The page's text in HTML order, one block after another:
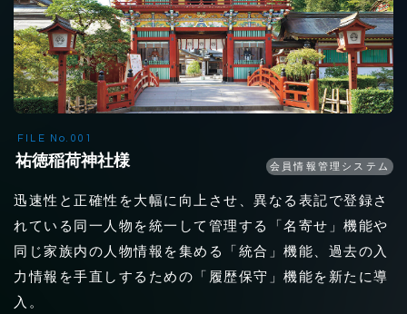
FILE No.001
祐徳稲荷神社様 会員情報管理システム
迅速性と正確性を大幅に向上させ、異なる表記で登録さ
れている同一人物を統一して管理する「名寄せ」機能や
同じ家族内の人物情報を集める「統合」機能、過去の入
力情報を手直しするための「履歴保守」機能を新たに導
入。